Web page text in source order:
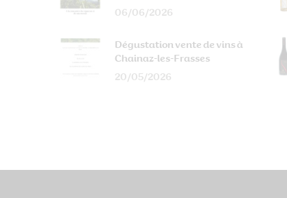
06/06/2026
Dégustation vente de vins à
Chainaz-les-Frasses
20/05/2026